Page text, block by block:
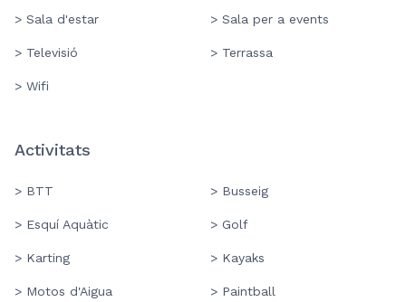
> Sala d'estar > Sala per a events
> Televisió > Terrassa
> Wifi
Activitats
> BTT > Busseig
> Esquí Aquàtic > Golf
> Karting > Kayaks
> Motos d'Aigua > Paintball